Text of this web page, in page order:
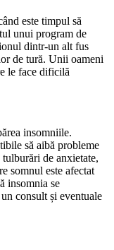
este timpul să
unui program de
dintr-un alt fus
de tură. Unii oameni
le face dificilă
insomniile.
să aibă probleme
de anxietate,
somnul este afectat
insomnia se
consult și eventuale